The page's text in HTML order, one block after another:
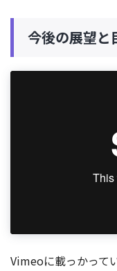
今後の展望と
Vimeoに載っかって